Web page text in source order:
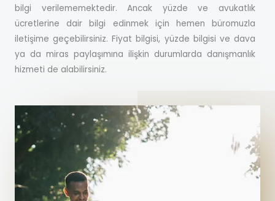
bilgi verilememektedir. Ancak yüzde ve avukatlık
ücretlerine dair bilgi edinmek için hemen büromuzla
iletişime geçebilirsiniz. Fiyat bilgisi, yüzde bilgisi ve dava
ya da miras paylaşımına ilişkin durumlarda danışmanlık
hizmeti de alabilirsiniz.